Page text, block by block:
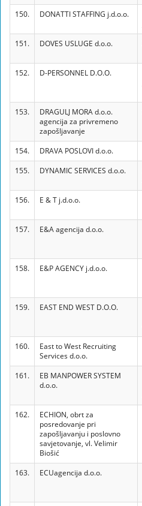
150.
DONATTI STAFFING j.d.o.o.
151.
DOVES USLUGE d.o.o.
152.
D-PERSONNEL D.O.O.
153.
DRAGULJ MORA d.o.o.
agencija za privremeno
zapošljavanje
154.
DRAVA POSLOVI d.o.o.
155.
DYNAMIC SERVICES d.o.o.
156.
E & T j.d.o.o.
157.
E&A agencija d.o.o.
158.
E&P AGENCY j.d.o.o.
159.
EAST END WEST D.O.O.
160.
East to West Recruiting
Services d.o.o.
161.
EB MANPOWER SYSTEM
d.o.o.
162.
ECHION, obrt za
posredovanje pri
zapošljavanju i poslovno
savjetovanje, vl. Velimir
Biošić
163. ECUagencija d.o.o.